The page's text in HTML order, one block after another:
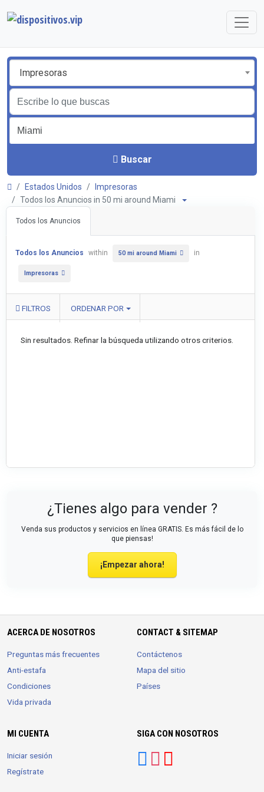
Impresoras
Buscar
Estados Unidos
Impresoras
Todos los Anuncios in 50 mi around Miami
Todos los Anuncios
Todos los Anuncios within 50 mi around Miami in
Impresoras
FILTROS ORDENAR POR
Sin resultados. Refinar la búsqueda utilizando otros criterios.
¿Tienes algo para vender ?
Venda sus productos y servicios en línea GRATIS. Es más fácil de lo
que piensas!
¡Empezar ahora!
ACERCA DE NOSOTROS
Preguntas más frecuentes
Anti-estafa
Condiciones
Vida privada
CONTACT & SITEMAP
Contáctenos
Mapa del sitio
Países
MI CUENTA
Iniciar sesión
Regístrate
SIGA CON NOSOTROS